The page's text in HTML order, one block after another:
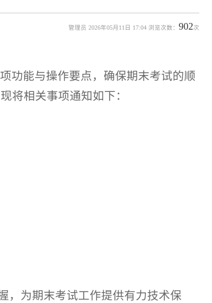
管理员 2026年05月11日 17:04 浏览次数：902次
功能与操作要点，确保期末考试的顺
将相关事项通知如下：
，为期末考试工作提供有力技术保